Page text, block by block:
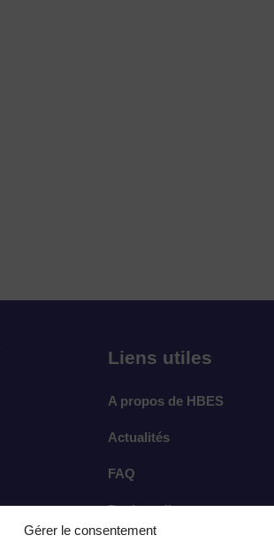
Gérer le consentement
Liens utiles
A propos de HBES
Actualités
FAQ
Devis en ligne